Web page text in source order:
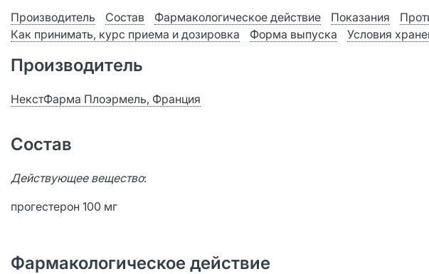
Производитель Состав Фармакологическое действие Показания
Как принимать, курс приема и дозировка
Форма выпуска Условия
Производитель
НекстФарма Плоэрмель, Франция
Состав
Действующее вещество:
прогестерон 100 мг
Фармакологическое действие